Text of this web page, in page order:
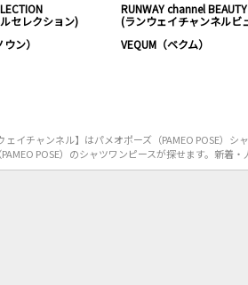
セレクション)
RUNWAY channel BEAUTY
(ランウェイチャンネルビ
ン）
VEQUM（ベクム）
イチャンネル】はパメオポーズ（PAMEO POSE）
POSE）のシャツワンピースが探せます。新着